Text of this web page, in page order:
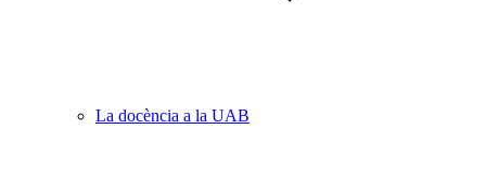
La docència a la UAB